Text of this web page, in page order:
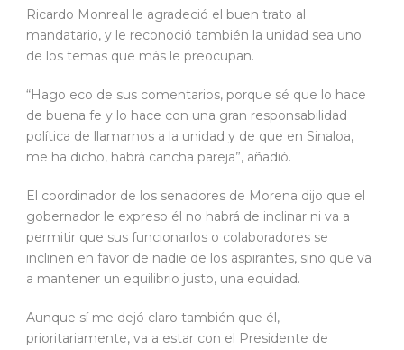
Ricardo Monreal le agradeció el buen trato al
mandatario, y le reconoció también la unidad sea uno
de los temas que más le preocupan.
“Hago eco de sus comentarios, porque sé que lo hace
de buena fe y lo hace con una gran responsabilidad
política de llamarnos a la unidad y de que en Sinaloa,
me ha dicho, habrá cancha pareja”, añadió.
El coordinador de los senadores de Morena dijo que el
gobernador le expreso él no habrá de inclinar ni va a
permitir que sus funcionarlos o colaboradores se
inclinen en favor de nadie de los aspirantes, sino que va
a mantener un equilibrio justo, una equidad.
Aunque sí me dejó claro también que él,
prioritariamente, va a estar con el Presidente de